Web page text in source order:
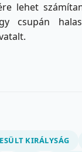
lehet
csupán
KIRÁLYSÁG